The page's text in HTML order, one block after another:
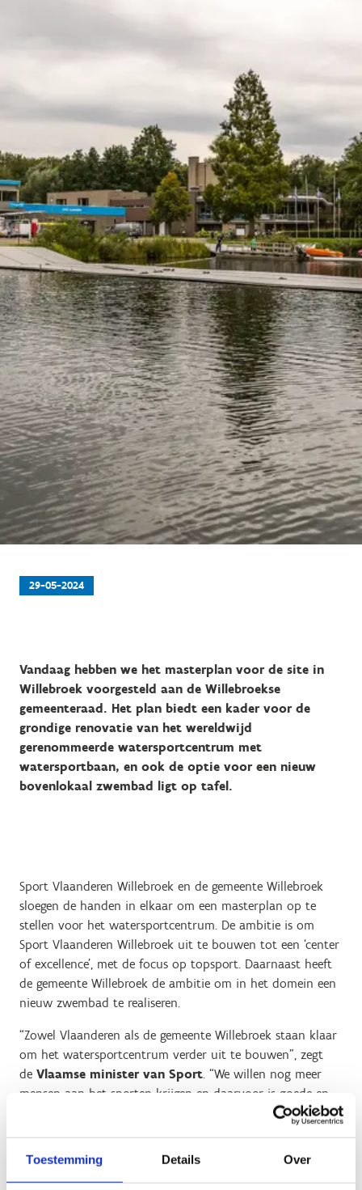
Toestemming Details Over
29-05-2024
Vandaag hebben we het masterplan voor de site in
Willebroek voorgesteld aan de Willebroekse
gemeenteraad. Het plan biedt een kader voor de
grondige renovatie van het wereldwijd
gerenommeerde watersportcentrum met
watersportbaan, en ook de optie voor een nieuw
bovenlokaal zwembad ligt op tafel.
Sport Vlaanderen Willebroek en de gemeente Willebroek
sloegen de handen in elkaar om een masterplan op te
stellen voor het watersportcentrum. De ambitie is om
Sport Vlaanderen Willebroek uit te bouwen tot een ‘center
of excellence’, met de focus op topsport. Daarnaast heeft
de gemeente Willebroek de ambitie om in het domein een
nieuw zwembad te realiseren.
“Zowel Vlaanderen als de gemeente Willebroek staan klaar
om het watersportcentrum verder uit te bouwen”, zegt
de Vlaamse minister van Sport. “We willen nog meer
mensen aan het sporten krijgen en daarvoor is goede en
aantrekkelijke sportinfrastructuur onontbeerlijk. Het
onze roeiers en kajakkers zich klaarstomen voor
olympische prestaties en waar sporters uit heel